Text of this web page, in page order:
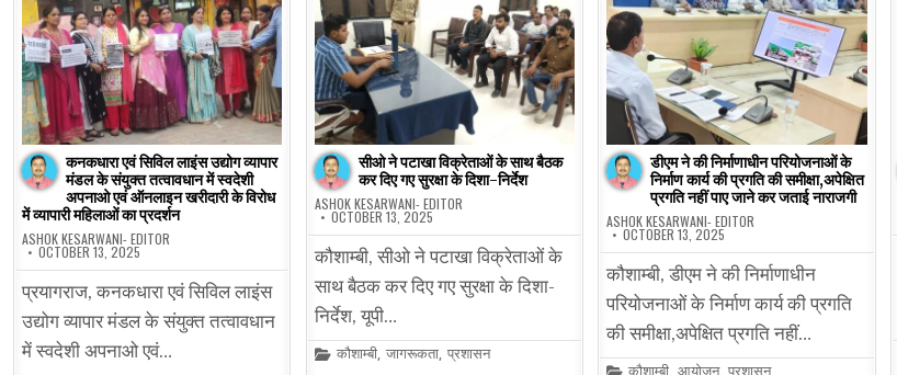
कनकधारा एवं सिविल लाइंस उद्योग व्यापार
मंडल के संयुक्त तत्वावधान में स्वदेशी
अपनाओ एवं ऑनलाइन खरीदारी के विरोध
में व्यापारी महिलाओं का प्रदर्शन
ASHOK KESARWANI- EDITOR
OCTOBER 13, 2025
प्रयागराज, कनकधारा एवं सिविल लाइंस
उद्योग व्यापार मंडल के संयुक्त तत्वावधान
में स्वदेशी अपनाओ एवं…
सीओ ने पटाखा विक्रेताओं के साथ बैठक
कर दिए गए सुरक्षा के दिशा-निर्देश
ASHOK KESARWANI- EDITOR
OCTOBER 13, 2025
कौशाम्बी, सीओ ने पटाखा विक्रेताओं के
साथ बैठक कर दिए गए सुरक्षा के दिशा-
निर्देश, यूपी…
Posted
कौशाम्बी, जागरूकता, प्रशासन
डीएम ने की निर्माणाधीन परियोजनाओं के
निर्माण कार्य की प्रगति की समीक्षा,अपेक्षित
प्रगति नहीं पाए जाने कर जताई नाराजगी
ASHOK KESARWANI- EDITOR
OCTOBER 13, 2025
कौशाम्बी, डीएम ने की निर्माणाधीन
परियोजनाओं के निर्माण कार्य की प्रगति
की समीक्षा,अपेक्षित प्रगति नहीं…